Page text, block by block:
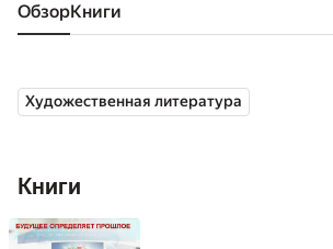
Обзор книги
Художественная литература
Книги